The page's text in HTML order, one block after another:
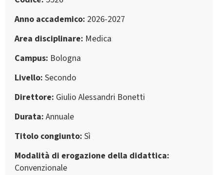
Anno accademico 2026-2027
Area disciplinare Medica
Campus Bologna
Livello Secondo
Direttore Giulio Alessandri Bonetti
Durata Annuale
Titolo congiunto Sì
Modalità di erogazione della didattica
Convenzionale